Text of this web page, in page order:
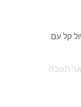
קל עם
תגובה